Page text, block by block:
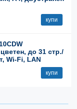
купи
до 31 стр./
Wi-Fi, LAN
купи